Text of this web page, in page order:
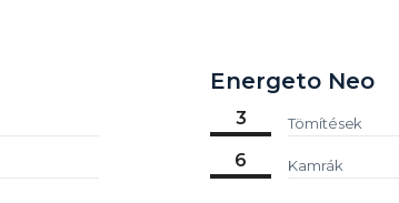
Energeto Neo
3 Tömítések
6 Kamrák